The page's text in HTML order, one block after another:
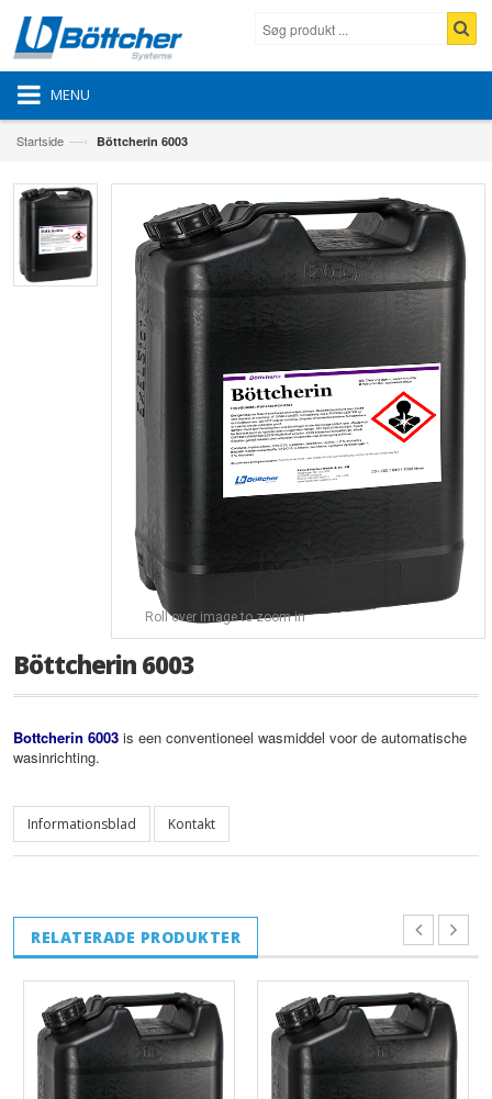
MENU
Startside —› Böttcherin 6003
Roll over image to zoom in
Böttcherin 6003
Bottcherin 6003 is een conventioneel wasmiddel voor de automatische
wasinrichting.
Informationsblad Kontakt
RELATERADE PRODUKTER